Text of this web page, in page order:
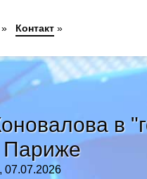
в
Париже
07.07.2026
» Контакт»